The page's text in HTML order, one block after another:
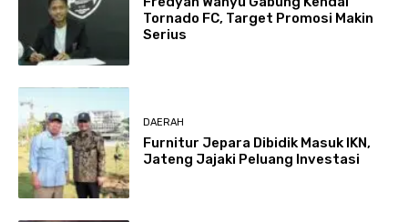
Tornado FC, Target Promosi Makin
Serius
DAERAH
Furnitur Jepara Dibidik Masuk IKN,
Jateng Jajaki Peluang Investasi